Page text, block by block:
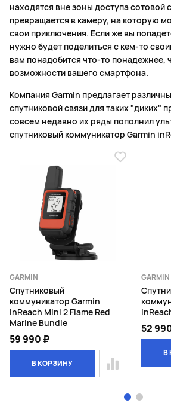
находятся вне зоны доступа сотовой
превращается в камеру, на которую
свои приключения. Если же вы
нужно будет поделиться с кем-то
вам понадобится что-то понадежнее,
возможности вашего смартфона.
Компания Garmin предлагает
спутниковой связи для таких "диких"
совсем недавно их ряды пополнил
спутниковый коммуникатор Garmin
GARMIN
Спутниковый
коммуникатор Garmin
inReach Mini 2 Flame Red
Marine Bundle
59 990 ₽
В КОРЗИНУ
GARMIN
52
В